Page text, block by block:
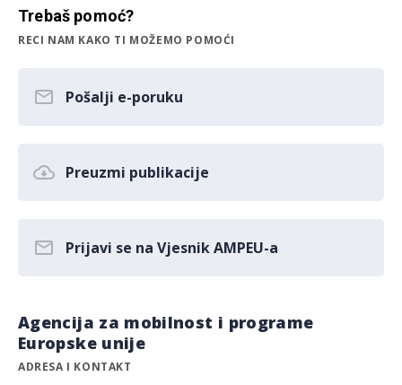
Trebaš pomoć?
RECI NAM KAKO TI MOŽEMO POMOĆI
Pošalji e-poruku
Preuzmi publikacije
Prijavi se na Vjesnik AMPEU-a
Agencija za mobilnost i programe
Europske unije
ADRESA I KONTAKT